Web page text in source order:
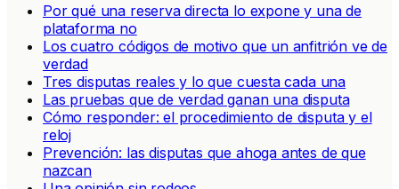
Por qué una reserva directa lo expone y una de
plataforma no
Los cuatro códigos de motivo que un anfitrión ve de
verdad
Tres disputas reales y lo que cuesta cada una
Las pruebas que de verdad ganan una disputa
Cómo responder: el procedimiento de disputa y el
reloj
Prevención: las disputas que ahoga antes de que
nazcan